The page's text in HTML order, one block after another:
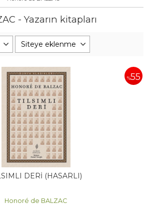
- Yazarın kitapları
%55
DERİ (HASARLI)
Honoré de BALZAC